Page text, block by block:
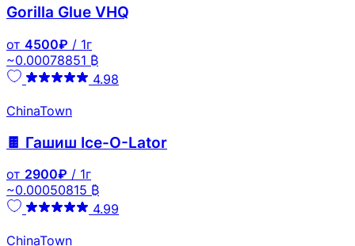
Gorilla Glue VHQ
от 4500₽ / 1г
~0.00078851 ₿
4.98
ChinaTown
🍫 Гашиш Ice-O-Lator
от 2900₽ / 1г
~0.00050815 ₿
4.99
ChinaTown